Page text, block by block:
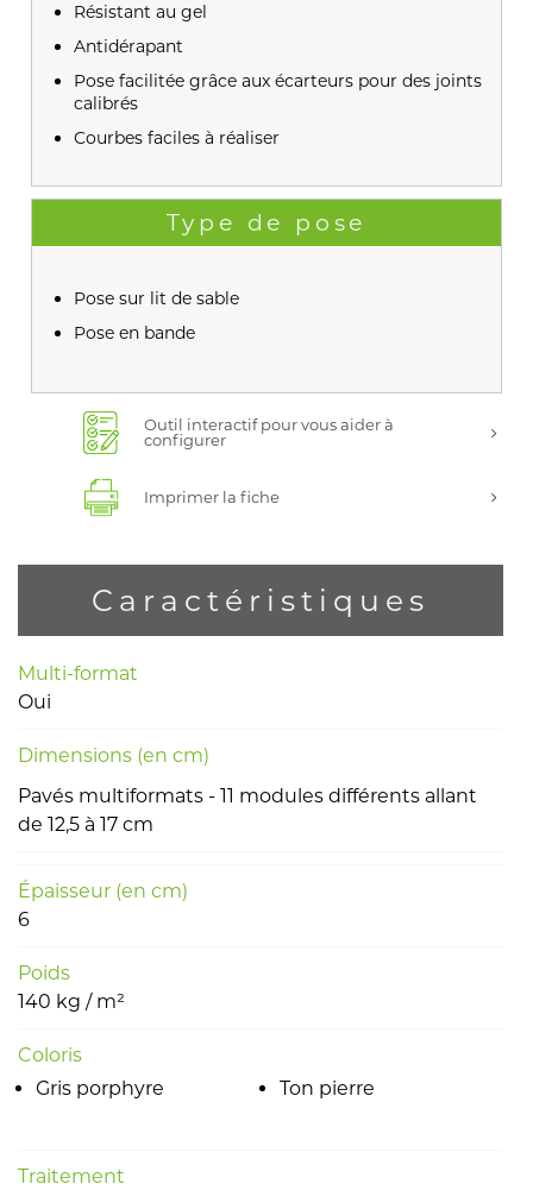
Résistant au gel
Antidérapant
Pose facilitée grâce aux écarteurs pour des joints
calibrés
Courbes faciles à réaliser
Type de pose
Pose sur lit de sable
Pose en bande
Outil interactif pour vous aider à
configurer
Imprimer la fiche
Caractéristiques
Multi-format
Oui
Dimensions (en cm)
Pavés multiformats - 11 modules différents allant
de 12,5 à 17 cm
Épaisseur (en cm)
6
Poids
140 kg / m²
Coloris
Gris porphyre
Ton pierre
Traitement